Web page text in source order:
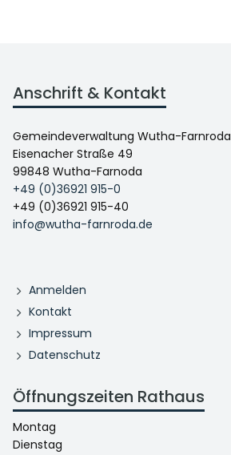
Anschrift & Kontakt
Gemeindeverwaltung Wutha-Farnroda
Eisenacher Straße 49
99848 Wutha-Farnoda
+49 (0)36921 915-0
+49 (0)36921 915-40
info@wutha-farnroda.de
Anmelden
Kontakt
Impressum
Datenschutz
Öffnungszeiten Rathaus
Montag
Dienstag